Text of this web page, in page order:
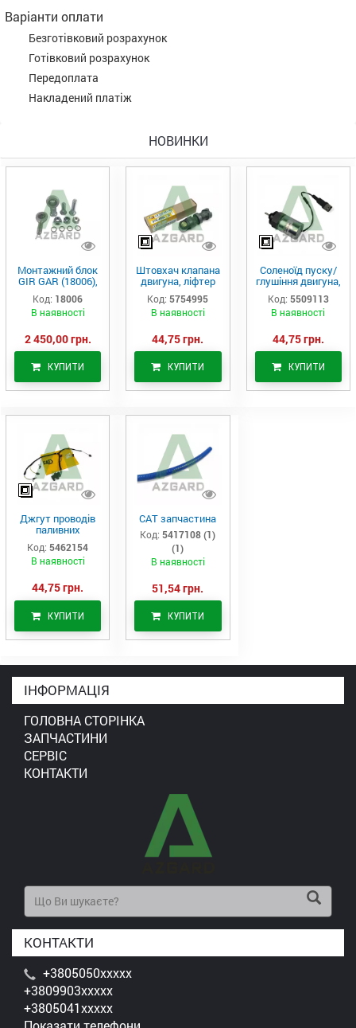
Варіанти оплати
Безготівковий розрахунок
Готівковий розрахунок
Передоплата
Накладений платіж
НОВИНКИ
Монтажний блок
GIR GAR (18006),
Аналог
Код: 18006
В наявності
2 450,00 грн.
КУПИТИ
Штовхач клапана
двигуна, ліфтер
(575-4995)
Код: 5754995
В наявності
44,75 грн.
КУПИТИ
Соленоїд пуску/
глушіння двигуна,
актуатор (550-
9113)
Код: 5509113
В наявності
44,75 грн.
КУПИТИ
Джгут проводів
паливних
форсунок CAT
C7/C9 (546-2154)
Код: 5462154
В наявності
44,75 грн.
КУПИТИ
САТ запчастина
Код: 5417108 (1)
(1)
В наявності
51,54 грн.
КУПИТИ
ІНФОРМАЦІЯ
ГОЛОВНА СТОРІНКА
ЗАПЧАСТИНИ
СЕРВІС
КОНТАКТИ
КОНТАКТИ
+3805050xxxxx
+3809903xxxxx
+3805041xxxxx